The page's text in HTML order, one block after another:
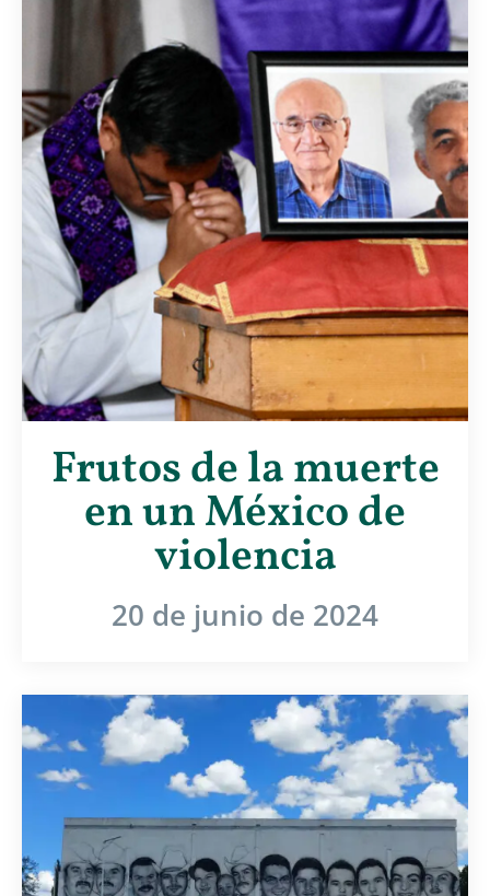
Frutos de la muerte
en un México de
violencia
20 de junio de 2024